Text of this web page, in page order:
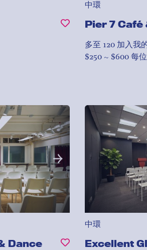
中環
Pier 7 Café
多至 120 加入我
$250 ~ $600 每
Dance
中環
Excellent